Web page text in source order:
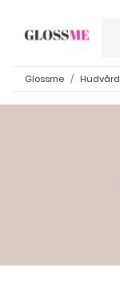
Glossme Hudvård